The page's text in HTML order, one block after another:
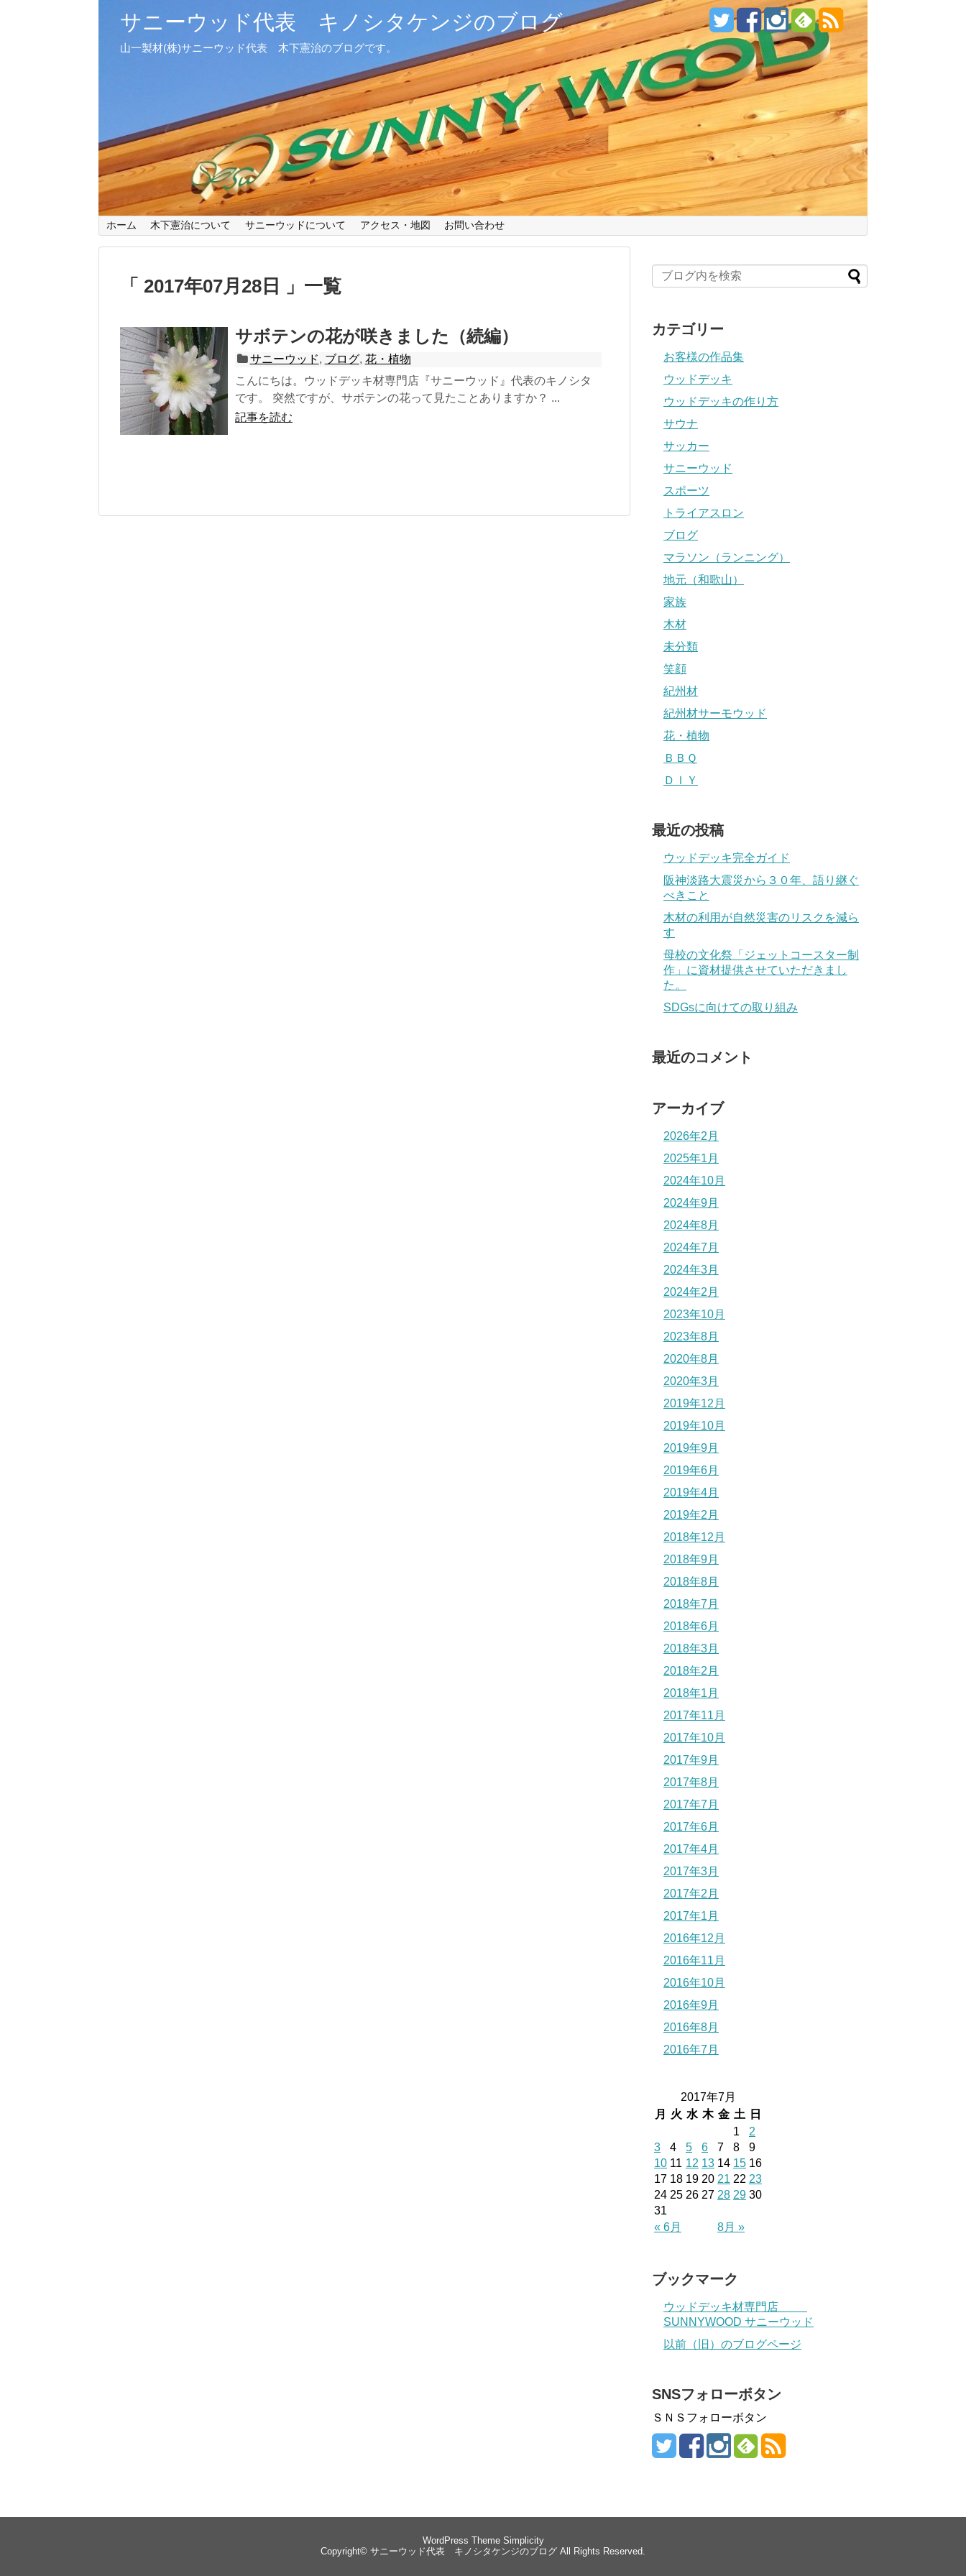
サニーウッド代表 キノシタケンジのブログ
山一製材(株)サニーウッド代表 木下憲治のブログです。
ホーム 木下憲治について サニーウッドについて アクセス・地図 お問い合わせ
2017年07月28日 一覧
サボテンの花が咲きました（続編）
サニーウッド, ブログ, 花・植物
こんにちは。ウッドデッキ材専門店『サニーウッド』代表のキノシタ
です。 突然ですが、サボテンの花って見たことありますか？ ...
記事を読む
カテゴリー
お客様の作品集
ウッドデッキ
ウッドデッキの作り方
サウナ
サッカー
サニーウッド
スポーツ
トライアスロン
ブログ
マラソン（ランニング）
地元（和歌山）
家族
木材
未分類
笑顔
紀州材
紀州材サーモウッド
花・植物
ＢＢＱ
ＤＩＹ
最近の投稿
ウッドデッキ完全ガイド
阪神淡路大震災から３０年、語り継ぐ
べきこと
木材の利用が自然災害のリスクを減ら
す
母校の文化祭「ジェットコースター制
作」に資材提供させていただきまし
た。
SDGsに向けての取り組み
最近のコメント
アーカイブ
2026年2月
2025年1月
2024年10月
2024年9月
2024年8月
2024年7月
2024年3月
2024年2月
2023年10月
2023年8月
2020年8月
2020年3月
2019年12月
2019年10月
2019年9月
2019年6月
2019年4月
2019年2月
2018年12月
2018年9月
2018年8月
2018年7月
2018年6月
2018年3月
2018年2月
2018年1月
2017年11月
2017年10月
2017年9月
2017年8月
2017年7月
2017年6月
2017年4月
2017年3月
2017年2月
2017年1月
2016年12月
2016年11月
2016年10月
2016年9月
2016年8月
2016年7月
2017年7月
月
火 水 木 金 土 日
« 6月 8月 »
1
2
3
4 5 6 7 8
9
10 11 12 13 14 15 16
17 18 19 20 21 22 23
24 25 26 27 28 29 30
31
ブックマーク
ウッドデッキ材専門店
SUNNYWOOD サニーウッド
以前（旧）のブログページ
SNSフォローボタン
ＳＮＳフォローボタン
WordPress Theme Simplicity
Copyright© サニーウッド代表 キノシタケンジのブログ All Rights Reserved.